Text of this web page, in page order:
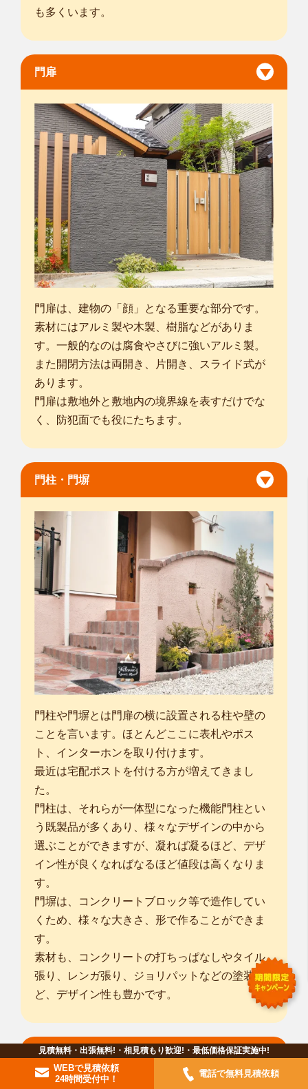
も多くいます。
門扉
門扉は、建物の「顔」となる重要な部分です。
素材にはアルミ製や木製、樹脂などがありま
す。一般的なのは腐食やさびに強いアルミ製。
また開閉方法は両開き、片開き、スライド式が
あります。
門扉は敷地外と敷地内の境界線を表すだけでな
く、防犯面でも役にたちます。
門柱・門塀
門柱や門塀とは門扉の横に設置される柱や壁の
ことを言います。ほとんどここに表札やポス
ト、インターホンを取り付けます。
最近は宅配ポストを付ける方が増えてきまし
た。
門柱は、それらが一体型になった機能門柱とい
う既製品が多くあり、様々なデザインの中から
選ぶことができますが、凝れば凝るほど、デザ
イン性が良くなればなるほど値段は高くなりま
す。
門塀は、コンクリートブロック等で造作してい
くため、様々な大きさ、形で作ることができま
す。
素材も、コンクリートの打ちっぱなしやタイル
張り、レンガ張り、ジョリパットなどの塗装な
ど、デザイン性も豊かです。
フェンス・目隠しフェンス
見積無料・出張無料!・相見積もり歓迎!・最低価格保証実施中!
WEBで見積依頼
24時間受付中！
電話で無料見積依頼